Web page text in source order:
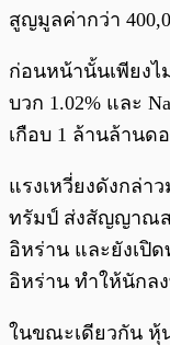
สูญมูลค่ากว่า
ก่อนหน้านั้นเพียงไ
บวก 1.02% และ
เกือบ 1 ล้านล้านด
แรงเหวี่ยงดังกล่า
ทรัมป์ ส่งสัญญาณส
อิหร่าน และยังเปิ
อิหร่าน ทำให้นักล
ในขณะเดียวกัน หุ้